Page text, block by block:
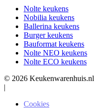
Nolte keukens
Nobilia keukens
Ballerina keukens
Burger keukens
Bauformat keukens
Nolte NEO keukens
Nolte ECO keukens
© 2026 Keukenwarenhuis.nl
|
Cookies